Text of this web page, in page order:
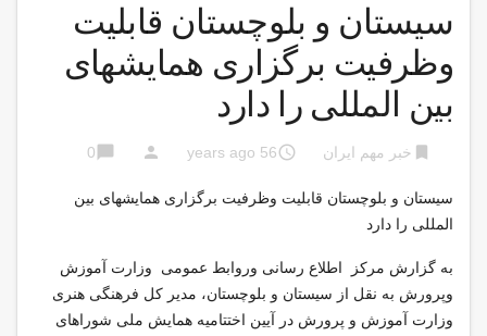
سیستان و بلوچستان قابلیت
وظرفیت برگزاری همایشهای
بین المللی را دارد
bookmark خبر مهم ایران access_time
56 years ago
person
chat_bubble
0
سیستان و بلوچستان قابلیت وظرفیت برگزاری همایشهای بین
المللی را دارد
به گزارش مركز اطلاع رسانی وروابط عمومی وزارت آموزش
وپرورش به نقل از سیستان و بلوچستان، مدیر کل فرهنگی هنری
وزارت آموزش و پرورش در آیین اختتامیه همایش ملی شوراهای